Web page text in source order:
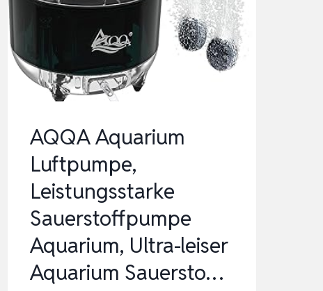
AUSGÄNGE
LEISE
AQUARIUM
SAUERSTOFFPUMPE…
AQQA Aquarium
Luftpumpe,
Leistungsstarke
Sauerstoffpumpe
Aquarium, Ultra-leiser
Aquarium Sauersto…